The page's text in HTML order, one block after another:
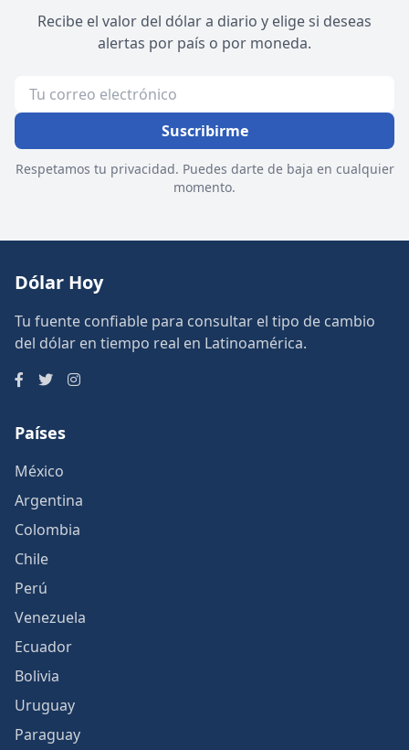
Recibe el valor del dólar a diario y elige si deseas
alertas por país o por moneda.
Suscribirme
Respetamos tu privacidad. Puedes darte de baja en cualquier
momento.
Dólar Hoy
Tu fuente confiable para consultar el tipo de cambio
del dólar en tiempo real en Latinoamérica.
Países
México
Argentina
Colombia
Chile
Perú
Venezuela
Ecuador
Bolivia
Uruguay
Paraguay